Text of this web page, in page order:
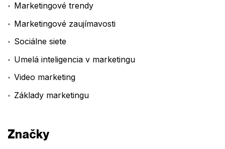
Marketingové trendy
Marketingové zaujímavosti
Sociálne siete
Umelá inteligencia v marketingu
Video marketing
Základy marketingu
Značky